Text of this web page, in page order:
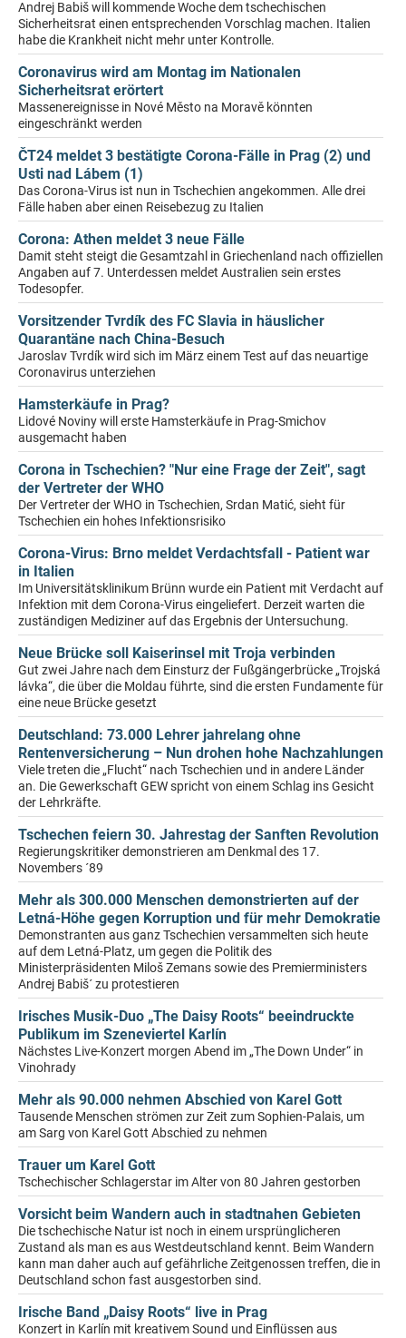
Andrej Babiš will kommende Woche dem tschechischen
Sicherheitsrat einen entsprechenden Vorschlag machen. Italien
habe die Krankheit nicht mehr unter Kontrolle.
Coronavirus wird am Montag im Nationalen
Sicherheitsrat erörtert
Massenereignisse in Nové Město na Moravě könnten
eingeschränkt werden
ČT24 meldet 3 bestätigte Corona-Fälle in Prag (2) und
Usti nad Lábem (1)
Das Corona-Virus ist nun in Tschechien angekommen. Alle drei
Fälle haben aber einen Reisebezug zu Italien
Corona: Athen meldet 3 neue Fälle
Damit steht steigt die Gesamtzahl in Griechenland nach offiziellen
Angaben auf 7. Unterdessen meldet Australien sein erstes
Todesopfer.
Vorsitzender Tvrdík des FC Slavia in häuslicher
Quarantäne nach China-Besuch
Jaroslav Tvrdík wird sich im März einem Test auf das neuartige
Coronavirus unterziehen
Hamsterkäufe in Prag?
Lidové Noviny will erste Hamsterkäufe in Prag-Smichov
ausgemacht haben
Corona in Tschechien? "Nur eine Frage der Zeit", sagt
der Vertreter der WHO
Der Vertreter der WHO in Tschechien, Srdan Matić, sieht für
Tschechien ein hohes Infektionsrisiko
Corona-Virus: Brno meldet Verdachtsfall - Patient war
in Italien
Im Universitätsklinikum Brünn wurde ein Patient mit Verdacht auf
Infektion mit dem Corona-Virus eingeliefert. Derzeit warten die
zuständigen Mediziner auf das Ergebnis der Untersuchung.
Neue Brücke soll Kaiserinsel mit Troja verbinden
Gut zwei Jahre nach dem Einsturz der Fußgängerbrücke „Trojská
lávka“, die über die Moldau führte, sind die ersten Fundamente für
eine neue Brücke gesetzt
Deutschland: 73.000 Lehrer jahrelang ohne
Rentenversicherung – Nun drohen hohe Nachzahlungen
Viele treten die „Flucht“ nach Tschechien und in andere Länder
an. Die Gewerkschaft GEW spricht von einem Schlag ins Gesicht
der Lehrkräfte.
Tschechen feiern 30. Jahrestag der Sanften Revolution
Regierungskritiker demonstrieren am Denkmal des 17.
Novembers ´89
Mehr als 300.000 Menschen demonstrierten auf der
Letná-Höhe gegen Korruption und für mehr Demokratie
Demonstranten aus ganz Tschechien versammelten sich heute
auf dem Letná-Platz, um gegen die Politik des
Ministerpräsidenten Miloš Zemans sowie des Premierministers
Andrej Babiš´ zu protestieren
Irisches Musik-Duo „The Daisy Roots“ beeindruckte
Publikum im Szeneviertel Karlín
Nächstes Live-Konzert morgen Abend im „The Down Under“ in
Vinohrady
Mehr als 90.000 nehmen Abschied von Karel Gott
Tausende Menschen strömen zur Zeit zum Sophien-Palais, um
am Sarg von Karel Gott Abschied zu nehmen
Trauer um Karel Gott
Tschechischer Schlagerstar im Alter von 80 Jahren gestorben
Vorsicht beim Wandern auch in stadtnahen Gebieten
Die tschechische Natur ist noch in einem ursprünglicheren
Zustand als man es aus Westdeutschland kennt. Beim Wandern
kann man daher auch auf gefährliche Zeitgenossen treffen, die in
Deutschland schon fast ausgestorben sind.
Irische Band „Daisy Roots“ live in Prag
Konzert in Karlín mit kreativem Sound und Einflüssen aus